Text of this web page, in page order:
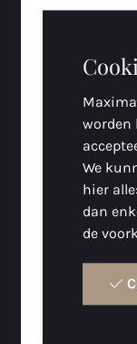
worden
We
hier
dan
de